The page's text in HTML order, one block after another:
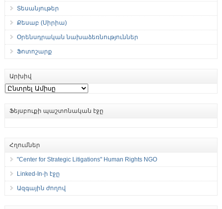
Տեսանյութեր
Քեսաբ (Սիրիա)
Օրենսդրական նախաձեռնություններ
Ֆոտոշարք
Արխիվ
Արխիվ
Ֆեյսբուքի պաշտոնական էջը
Հղումներ
"Center for Strategic Litigations" Human Rights NGO
Linked-In-ի էջը
Ազգային ժողով